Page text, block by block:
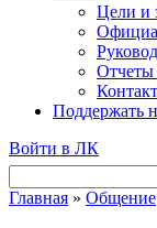
Цели и
Отчеты
Поддержать
Войти в ЛК
Главная » Общение